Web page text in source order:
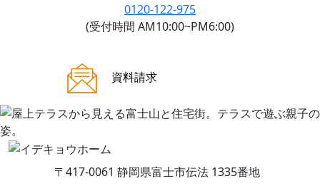
0120-122-975
(受付時間 AM10:00~PM6:00)
資料請求
〒417-0061 静岡県富士市伝法 1335番地